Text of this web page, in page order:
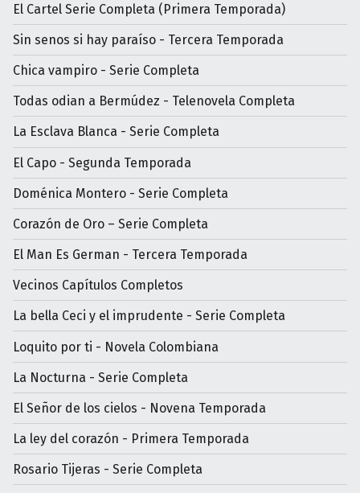
El Cartel Serie Completa (Primera Temporada)
Sin senos si hay paraíso - Tercera Temporada
Chica vampiro - Serie Completa
Todas odian a Bermúdez - Telenovela Completa
La Esclava Blanca - Serie Completa
El Capo - Segunda Temporada
Doménica Montero - Serie Completa
Corazón de Oro – Serie Completa
El Man Es German - Tercera Temporada
Vecinos Capítulos Completos
La bella Ceci y el imprudente - Serie Completa
Loquito por ti - Novela Colombiana
La Nocturna - Serie Completa
El Señor de los cielos - Novena Temporada
La ley del corazón - Primera Temporada
Rosario Tijeras - Serie Completa